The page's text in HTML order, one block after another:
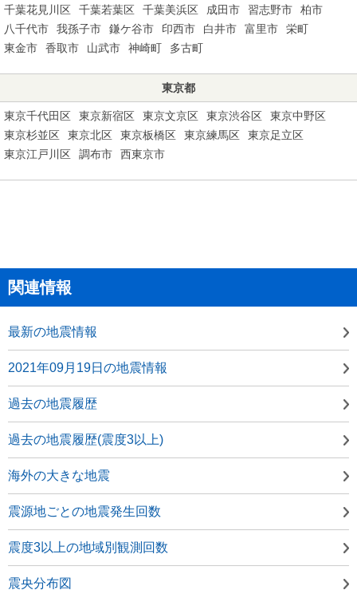
千葉花見川区 千葉若葉区 千葉美浜区 成田市 習志野市
柏市
八千代市
我孫子市 鎌ケ谷市 印西市 白井市 富里市
栄町
東金市
香取市 山武市 神崎町 多古町
東京都
東京千代田区 東京新宿区 東京文京区 東京渋谷区
東京中野区
東京杉並区
東京北区 東京板橋区 東京練馬区
東京足立区
東京江戸川区
調布市 西東京市
関連情報
最新の地震情報
2021年09月19日の地震情報
過去の地震履歴
過去の地震履歴(震度3以上)
海外の大きな地震
震源地ごとの地震発生回数
震度3以上の地域別観測回数
震央分布図